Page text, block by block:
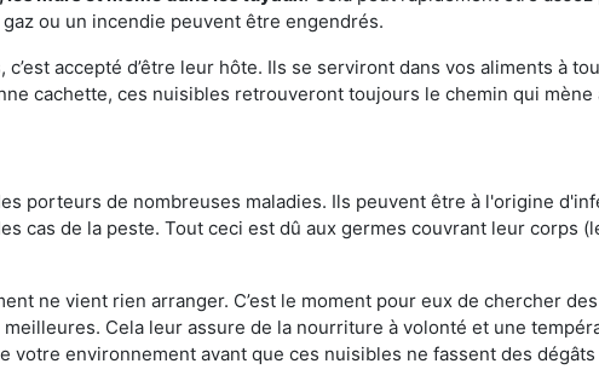
ou un incendie peuvent être engendrés.
accepté d’être leur hôte. Ils se serviront dans vos aliments à
cachette, ces nuisibles retrouveront toujours le chemin qui mène
porteurs de nombreuses maladies. Ils peuvent être à l'origine
cas de la peste. Tout ceci est dû aux germes couvrant leur corps
ne vient rien arranger. C’est le moment pour eux de chercher
Cela leur assure de la nourriture à volonté et une
environnement avant que ces nuisibles ne fassent des